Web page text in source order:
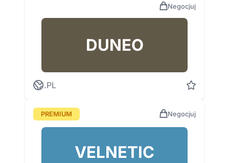
Negocjuj
DUNEO
.PL
PREMIUM Negocjuj
VELNETIC